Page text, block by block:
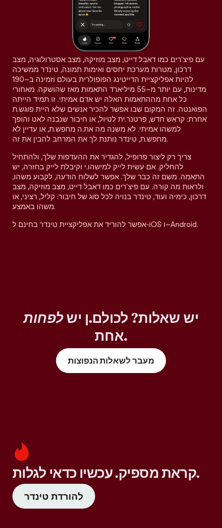
עם פיצ'רים כמו דאבל דייט, מצב מוזיקה, מצב אסטרולוגיה, מצב
דרכון, מטרות מערכת יחסים ואימות תמונה, טינדר ממשיכה
להיות אפליקציית הדייטינג הפופולרית בעולם וזמינה ב–190
מדינות, עם יותר מ–55 מיליארד התאמות מאז שהושקה. מאחורי
כל אחת מההתאמות האלה יש אדם אמיתי. זו תמיד הייתה
הפואנטה. זה המקום שבו אפשר להכיר אנשים שלא היית פוגש.ת
אחרת: קראש חדש, פרטנר.ית לטיול, או חיבור שנבנה לאט והופך
למשהו אמיתי. לא משנה מה את.ה מחפש.ת, או עדיין לא
מחפש.ת, טינדר נותנת לך את המרחב להבין את זה.
צריך רק ליצור פרופיל, להגדיר את ההעדפות שלך, ולהתחיל
להחליק. אם עשית לייק למישהו.י וקיבלת לייק בחזרה, יש
התאמה. משם זה כבר שלך. אפשר לשלוח הודעה, לקבוע משהו,
ולראות מה קורה. עם פיצ'רים כמו דאבל דייט, מצב מוזיקה, מצב
דרכון, כימיה ועוד, טינדר בנויה לכל סוג של חיבור: קליל, רציני, או
משהו באמצע.
אפשר להוריד את אפליקציית טינדר בחינם ל-iOS ו–Android.
יש שאלות? לכולם.ן ישלפחות
אחת.
מעבר לשאלות הנפוצות
קראת מספיק. עכשיו כדאי לגלות.
להורדת טינדר